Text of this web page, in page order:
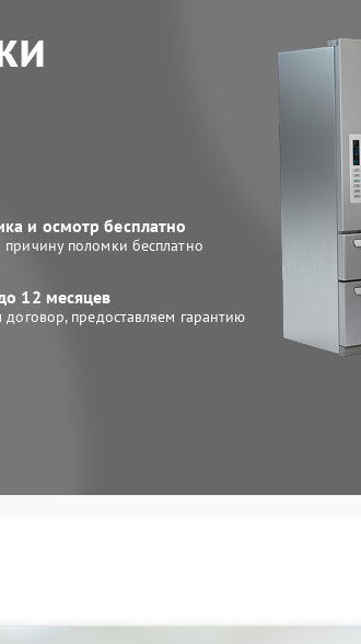
и осмотр бесплатно
поломки бесплатно
12 месяцев
договор, предоставляем гарантию